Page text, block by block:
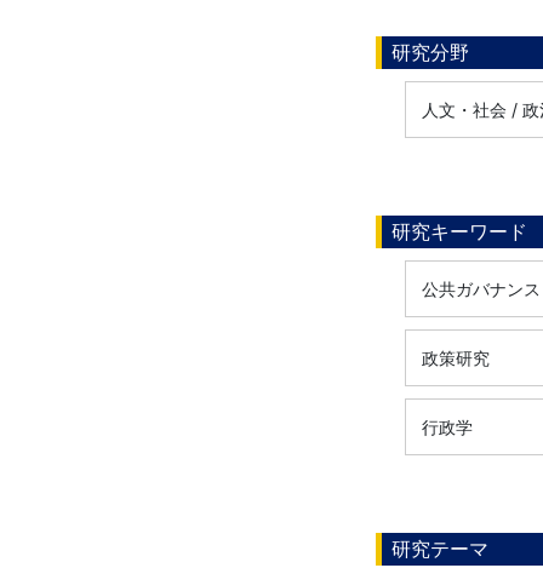
研究分野
人文・社会 /
研究キーワード
公共ガバナンス
政策研究
行政学
研究テーマ